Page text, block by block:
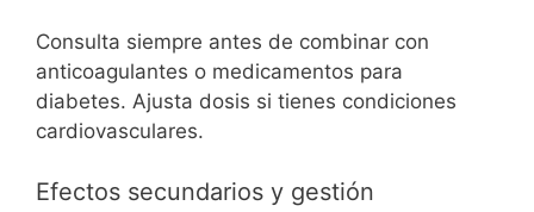
Consulta siempre antes de combinar con
anticoagulantes o medicamentos para
diabetes. Ajusta dosis si tienes condiciones
cardiovasculares.
Efectos secundarios y gestión